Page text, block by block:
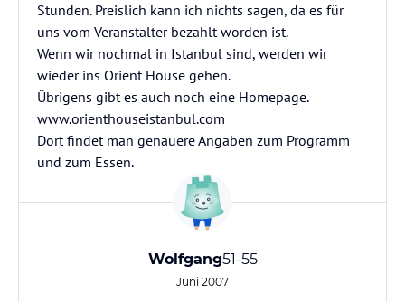
Stunden. Preislich kann ich nichts sagen, da es für
uns vom Veranstalter bezahlt worden ist.
Wenn wir nochmal in Istanbul sind, werden wir
wieder ins Orient House gehen.
Übrigens gibt es auch noch eine Homepage.
www.orienthouseistanbul.com
Dort findet man genauere Angaben zum Programm
und zum Essen.
Wolfgang51-55
Juni 2007